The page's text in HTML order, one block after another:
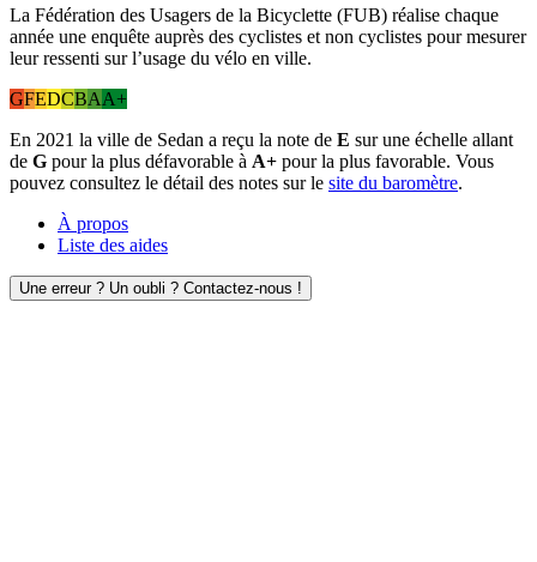
La Fédération des Usagers de la Bicyclette (FUB) réalise chaque
année une enquête auprès des cyclistes et non cyclistes pour mesurer
leur ressenti sur l’usage du vélo en ville.
GFEDCBAA+
En 2021 la ville de Sedan a reçu la note de E sur une échelle allant
de G pour la plus défavorable à A+ pour la plus favorable. Vous
pouvez consultez le détail des notes sur le site du baromètre.
À propos
Liste des aides
Une erreur ? Un oubli ? Contactez-nous !